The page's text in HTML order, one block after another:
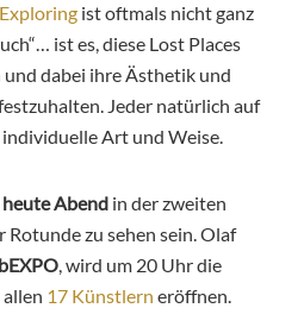
ist oftmals nicht ganz
ist es, diese Lost Places
dabei ihre Ästhetik und
Jeder natürlich auf
Art und Weise.
heute Abend in der zweiten
zu sehen sein. Olaf
, wird um 20 Uhr die
17 Künstlern eröffnen.